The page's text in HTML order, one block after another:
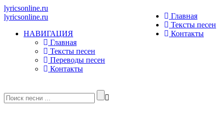
lyricsonline.ru
Главная
Тексты песен
Контакты
lyricsonline.ru
НАВИГАЦИЯ
Главная
Тексты песен
Переводы песен
Контакты